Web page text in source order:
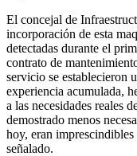
El concejal de
incorporación de esta
detectadas durante el
contrato de
servicio se establecieron
experiencia acumulada,
a las necesidades reales
demostrado menos
hoy, eran
señalado.